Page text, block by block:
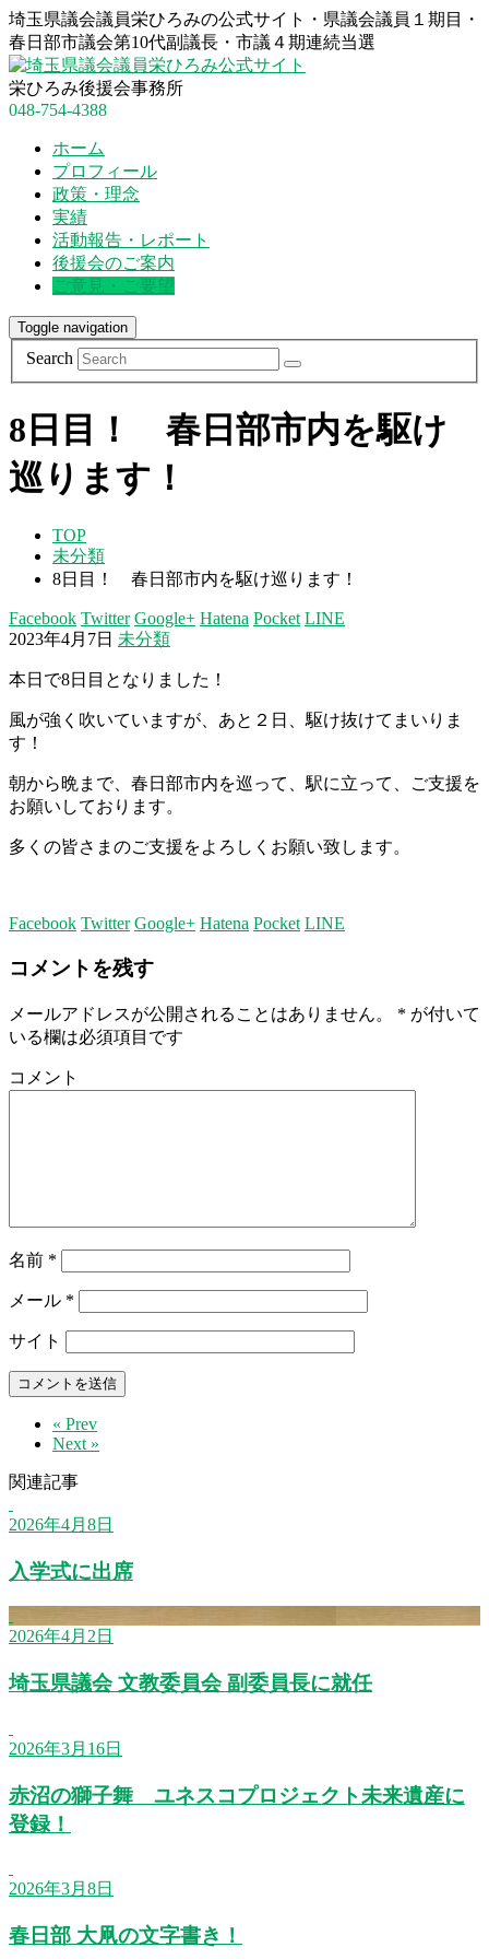
埼玉県議会議員栄ひろみの公式サイト・県議会議員１期目・
春日部市議会第10代副議長・市議４期連続当選
栄ひろみ後援会事務所
048-754-4388
ホーム
プロフィール
政策・理念
実績
活動報告・レポート
後援会のご案内
ご意見・ご要望
Toggle navigation
Search
8日目！ 春日部市内を駆け
巡ります！
TOP
未分類
8日目！ 春日部市内を駆け巡ります！
Facebook Twitter Google+ Hatena Pocket LINE
2023年4月7日 未分類
本日で8日目となりました！
風が強く吹いていますが、あと２日、駆け抜けてまいりま
す！
朝から晩まで、春日部市内を巡って、駅に立って、ご支援を
お願いしております。
多くの皆さまのご支援をよろしくお願い致します。
Facebook Twitter Google+ Hatena Pocket LINE
コメントを残す
メールアドレスが公開されることはありません。 * が付いて
いる欄は必須項目です
コメント
名前 *
メール *
サイト
« Prev
Next »
関連記事
2026年4月8日
入学式に出席
2026年4月2日
埼玉県議会 文教委員会 副委員長に就任
2026年3月16日
赤沼の獅子舞 ユネスコプロジェクト未来遺産に
登録！
2026年3月8日
春日部 大凧の文字書き！